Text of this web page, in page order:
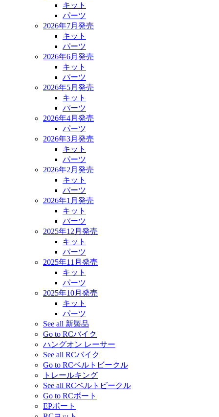
キット
パーツ
2026年7月発売
キット
パーツ
2026年6月発売
キット
パーツ
2026年5月発売
キット
パーツ
2026年4月発売
パーツ
2026年3月発売
キット
パーツ
2026年2月発売
キット
パーツ
2026年1月発売
キット
パーツ
2025年12月発売
キット
パーツ
2025年11月発売
キット
パーツ
2025年10月発売
キット
パーツ
See all 新製品
Go to RCバイク
ハングオン レーサー
See all RCバイク
Go to RCベルトビークル
トレールキング
See all RCベルトビークル
Go to RCボート
EPボート